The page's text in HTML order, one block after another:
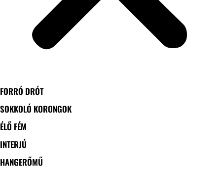
FORRÓ DRÓT
SOKKOLÓ KORONGOK
ÉLŐ FÉM
INTERJÚ
HANGERŐMŰ